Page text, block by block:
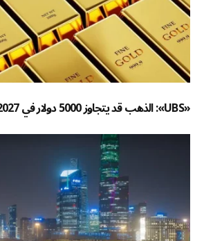
«UBS»: الذهب قد يتجاوز 5000 دولار في 2027 – أخبار السعودية